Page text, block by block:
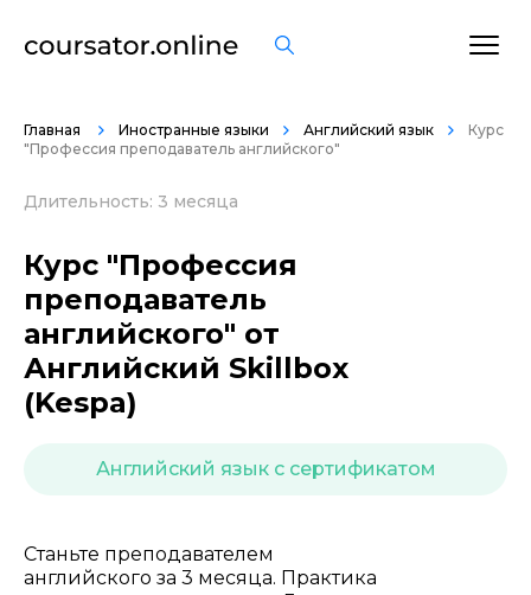
Главная Иностранные языки Английский язык
Курс
"Профессия преподаватель английского"
Длительность: 3 месяца
Курс "Профессия
преподаватель
английского" от
Английский Skillbox
(Kespa)
Английский язык с сертификатом
Станьте преподавателем
английского за 3 месяца. Практика